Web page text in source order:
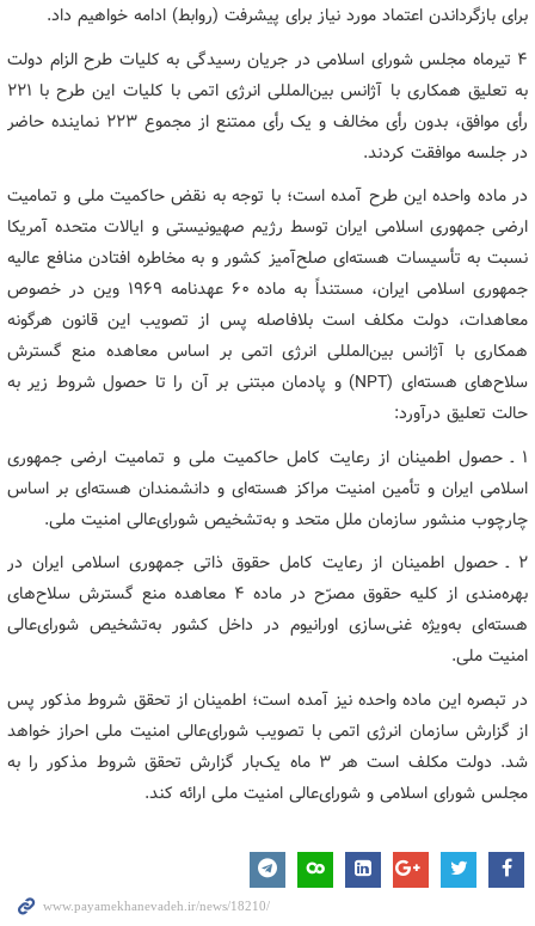
برای بازگرداندن اعتماد مورد نیاز برای پیشرفت (روابط) ادامه خواهیم داد.
4 تیرماه مجلس شورای اسلامی در جریان رسیدگی به کلیات طرح الزام دولت
به تعلیق همکاری با آژانس بین‌المللی انرژی اتمی با کلیات این طرح با 221
رأی موافق، بدون رأی مخالف و یک رأی ممتنع از مجموع 223 نماینده حاضر
در جلسه موافقت کردند.
در ماده واحده این طرح آمده است؛ با توجه به نقض حاکمیت ملی و تمامیت
ارضی جمهوری اسلامی ایران توسط رژیم صهیونیستی و ایالات متحده آمریکا
نسبت به تأسیسات هسته‌ای صلح‌آمیز کشور و به مخاطره افتادن منافع عالیه
جمهوری اسلامی ایران، مستنداً به ماده 60 عهدنامه 1969 وین در خصوص
معاهدات، دولت مکلف است بلافاصله پس از تصویب این قانون هرگونه
همکاری با آژانس بین‌المللی انرژی اتمی بر اساس معاهده منع گسترش
سلاح‌های هسته‌ای (NPT) و پادمان مبتنی بر آن را تا حصول شروط زیر به
حالت تعلیق درآورد:
1 ـ حصول اطمینان از رعایت کامل حاکمیت ملی و تمامیت ارضی جمهوری
اسلامی ایران و تأمین امنیت مراکز هسته‌ای و دانشمندان هسته‌ای بر اساس
چارچوب منشور سازمان ملل متحد و به‌تشخیص شورای‌عالی امنیت ملی.
2 ـ حصول اطمینان از رعایت کامل حقوق ذاتی جمهوری اسلامی ایران در
بهره‌مندی از کلیه حقوق مصرّح در ماده 4 معاهده منع گسترش سلاح‌های
هسته‌ای به‌ویژه غنی‌سازی اورانیوم در داخل کشور به‌تشخیص شورای‌عالی
امنیت ملی.
در تبصره این ماده واحده نیز آمده است؛ اطمینان از تحقق شروط مذکور پس
از گزارش سازمان انرژی اتمی با تصویب شورای‌عالی امنیت ملی احراز خواهد
شد. دولت مکلف است هر 3 ماه یک‌بار گزارش تحقق شروط مذکور را به
مجلس شورای اسلامی و شورای‌عالی امنیت ملی ارائه کند.